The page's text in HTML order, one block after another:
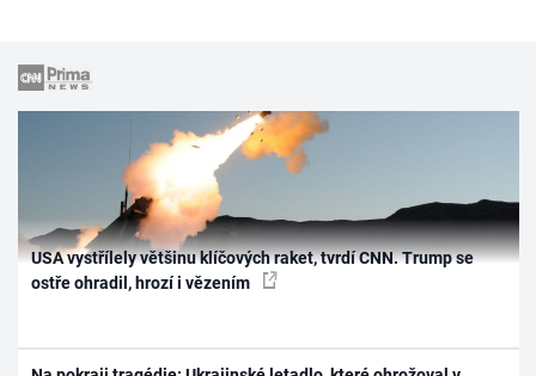
USA vystřílely většinu klíčových raket, tvrdí CNN. Trump se
ostře ohradil, hrozí i vězením